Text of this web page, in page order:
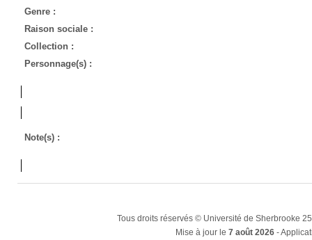
Genre :
Raison sociale :
Collection :
Personnage(s) :
Note(s) :
Tous droits réservés © Université de Sherbrooke
Mise à jour le 7 août 2026 -